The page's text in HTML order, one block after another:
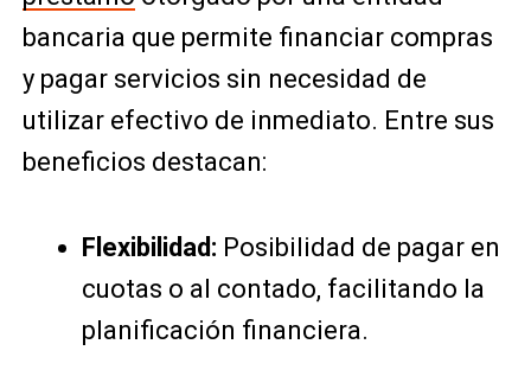
bancaria que permite financiar compras
y pagar servicios sin necesidad de
utilizar efectivo de inmediato. Entre sus
beneficios destacan:
Flexibilidad: Posibilidad de pagar en
cuotas o al contado, facilitando la
planificación financiera.